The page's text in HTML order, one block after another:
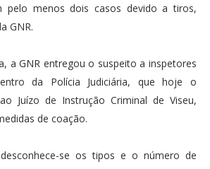
pelo menos dois casos devido a tiros,
GNR.
a GNR entregou o suspeito a inspetores
da Polícia Judiciária, que hoje o
Juízo de Instrução Criminal de Viseu,
de coação.
se os tipos e o número de